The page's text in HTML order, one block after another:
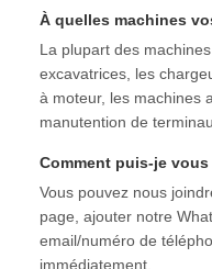
À quelles machines
La plupart des
excavatrices, les
à moteur, les machines
manutention de
Comment puis-je
Vous pouvez nous
page, ajouter notre
email/numéro de
immédiatement.